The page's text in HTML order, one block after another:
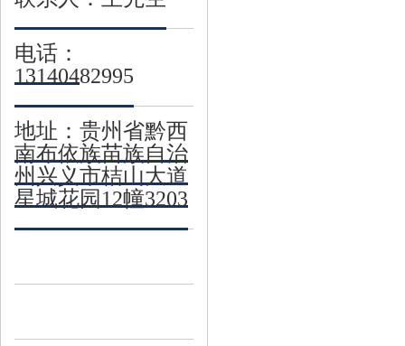
电话：
13140482995
地址：贵州省黔西
南布依族苗族自治
州兴义市桔山大道
星城花园12幢3203